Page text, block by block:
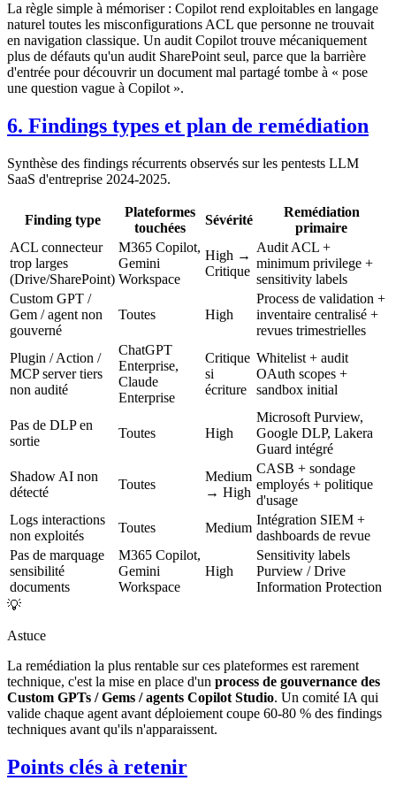
La règle simple à mémoriser : Copilot rend exploitables en langage
naturel toutes les misconfigurations ACL que personne ne trouvait
en navigation classique. Un audit Copilot trouve mécaniquement
plus de défauts qu'un audit SharePoint seul, parce que la barrière
d'entrée pour découvrir un document mal partagé tombe à « pose
une question vague à Copilot ».
6. Findings types et plan de remédiation
Synthèse des findings récurrents observés sur les pentests LLM
SaaS d'entreprise 2024-2025.
Finding type
Plateformes
touchées
Sévérité
Remédiation
primaire
ACL connecteur
trop larges
(Drive/SharePoint)
M365 Copilot,
Gemini
Workspace
High →
Critique
Audit ACL +
minimum privilege +
sensitivity labels
Custom GPT /
Gem / agent non
gouverné
Toutes High
Process de validation +
inventaire centralisé +
revues trimestrielles
Plugin / Action /
MCP server tiers
non audité
ChatGPT
Enterprise,
Claude
Enterprise
Critique
si
écriture
Whitelist + audit
OAuth scopes +
sandbox initial
Pas de DLP en
sortie
Toutes High
Microsoft Purview,
Google DLP, Lakera
Guard intégré
Shadow AI non
détecté
Toutes
Medium
→ High
CASB + sondage
employés + politique
d'usage
Logs interactions
non exploités
Toutes Medium
Intégration SIEM +
dashboards de revue
Pas de marquage
sensibilité
documents
M365 Copilot,
Gemini
Workspace
High
Sensitivity labels
Purview / Drive
Information Protection
💡
Astuce
La remédiation la plus rentable sur ces plateformes est rarement
technique, c'est la mise en place d'un process de gouvernance des
Custom GPTs / Gems / agents Copilot Studio. Un comité IA qui
valide chaque agent avant déploiement coupe 60-80 % des findings
techniques avant qu'ils n'apparaissent.
Points clés à retenir